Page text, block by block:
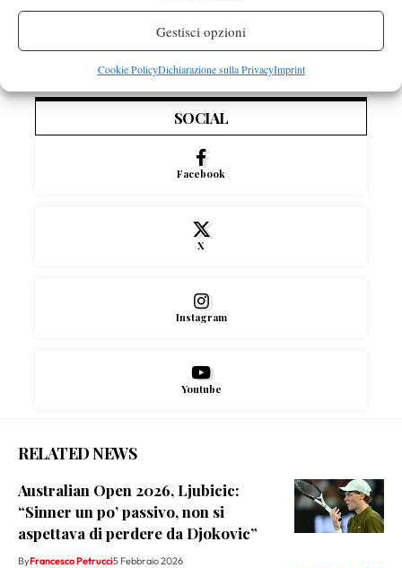
Gestisci opzioni
Cookie PolicyDichiarazione sulla PrivacyImprint
US Open 2026, doppio misto: entry list
aggiornata, c’è Musetti con Kalinskaya
SOCIAL
Facebook
X
Instagram
Youtube
RELATED NEWS
Australian Open 2026, Ljubicic:
“Sinner un po’ passivo, non si
aspettava di perdere da Djokovic”
ByFrancesco Petrucci5 Febbraio 2026